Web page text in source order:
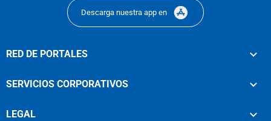
Descarga nuestra app en
RED DE PORTALES
SERVICIOS CORPORATIVOS
LEGAL